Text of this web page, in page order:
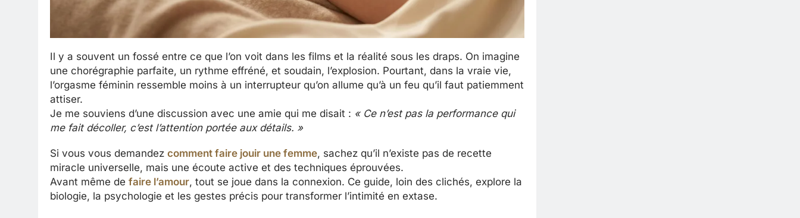
Il y a souvent un fossé entre ce que l’on voit dans les films et la réalité sous les draps. On imagine
une chorégraphie parfaite, un rythme effréné, et soudain, l’explosion. Pourtant, dans la vraie vie,
l’orgasme féminin ressemble moins à un interrupteur qu’on allume qu’à un feu qu’il faut patiemment
attiser.
Je me souviens d’une discussion avec une amie qui me disait : « Ce n’est pas la performance qui
me fait décoller, c’est l’attention portée aux détails. »
Si vous vous demandez comment faire jouir une femme, sachez qu’il n’existe pas de recette
miracle universelle, mais une écoute active et des techniques éprouvées.
Avant même de faire l’amour, tout se joue dans la connexion. Ce guide, loin des clichés, explore la
biologie, la psychologie et les gestes précis pour transformer l’intimité en extase.